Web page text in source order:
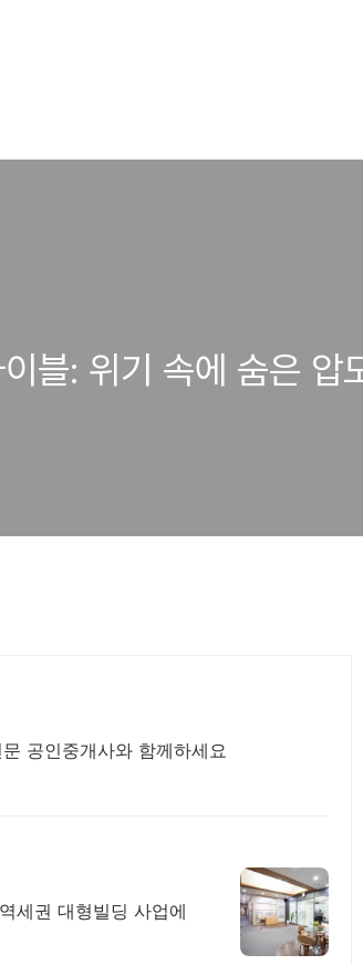
블: 위기 속에 숨은 압
공인중개사와 함께하세요
세권 대형빌딩 사업에